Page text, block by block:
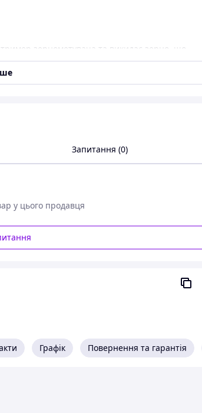
зернометувача та викидає зерно, що
зернометувача та викидає зерно, що
1 см, що неабияк підвищує
стрічки тримера ребристої нескінченної та
машин.
Запитання (0)
у цього продавця
Графік Повернення та гарантія